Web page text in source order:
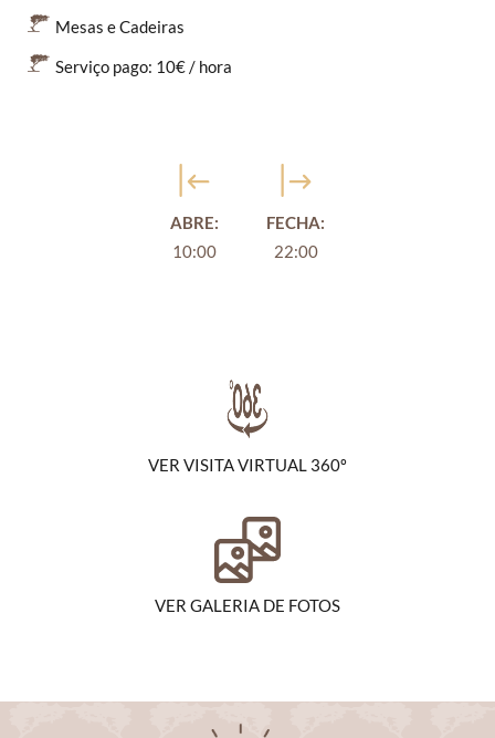
Mesas e Cadeiras
Serviço pago: 10€ / hora
ABRE:
10:00
FECHA:
22:00
VER VISITA VIRTUAL 360º
VER GALERIA DE FOTOS